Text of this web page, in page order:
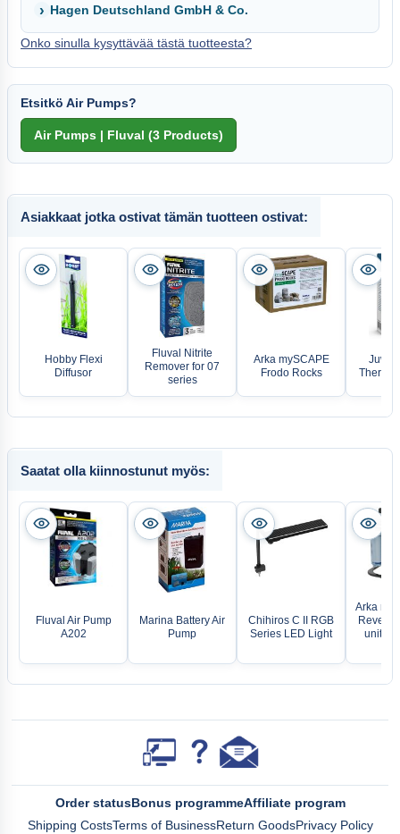
Hagen Deutschland GmbH & Co.
Onko sinulla kysyttävää tästä tuotteesta?
Etsitkö Air Pumps?
Asiakkaat jotka ostivat tämän tuotteen ostivat:
Hobby Flexi
Diffusor
Fluval Nitrite
Remover for 07
series
Arka mySCAPE
Frodo Rocks
Juwel
Saatat olla kiinnostunut myös:
Fluval Air Pump
A202
Marina Battery Air
Pump
Chihiros C II RGB
Series LED Light
Arka
unit -
Order statusBonus programmeAffiliate program
Shipping CostsTerms of BusinessReturn GoodsPrivacy Policy